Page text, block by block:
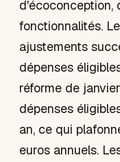
d'écoconception,
fonctionnalités.
ajustements
dépenses
réforme de
dépenses
an, ce qui
euros annuels.